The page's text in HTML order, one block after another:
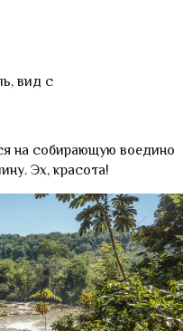
вид с
на собирающую воедино
Эх, красота!